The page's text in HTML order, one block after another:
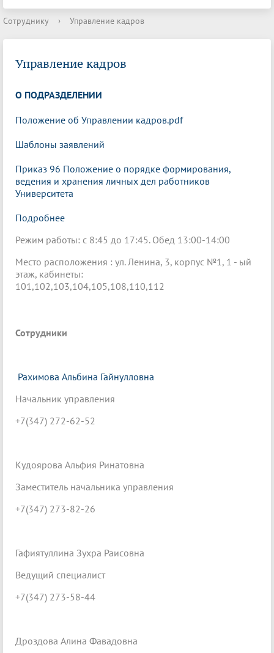
Сотруднику › Управление кадров
Управление кадров
О ПОДРАЗДЕЛЕНИИ
Положение об Управлении кадров.pdf
Шаблоны заявлений
Приказ 96 Положение о порядке формирования,
ведения и хранения личных дел работников
Университета
Подробнее
Режим работы: с 8:45 до 17:45. Обед 13:00-14:00
Место расположения : ул. Ленина, 3, корпус №1, 1 - ый
этаж, кабинеты:
101,102,103,104,105,108,110,112
Сотрудники
Рахимова Альбина Гайнулловна
Начальник управления
+7(347) 272-62-52
Кудоярова Альфия Ринатовна
Заместитель начальника управления
+7(347) 273-82-26
Гафиятуллина Зухра Раисовна
Ведущий специалист
+7(347) 273-58-44
Дроздова Алина Фавадовна